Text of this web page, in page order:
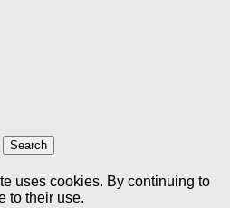
uses cookies. By continuing to
to their use.